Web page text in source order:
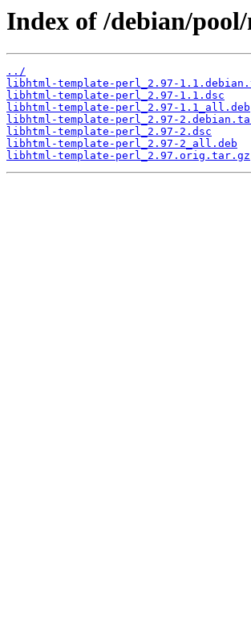
Index of /debian/
../
libhtml-template-perl_2.97-
libhtml-template-perl_2.97-1.1.dsc
libhtml-template-perl_2.97-1.1_all.deb
libhtml-template-perl_2.97-
libhtml-template-perl_2.97-2.dsc
libhtml-template-perl_2.97-2_all.deb
libhtml-template-perl_2.97.orig.tar.gz